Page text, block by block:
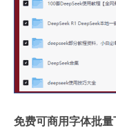
免费可商用字体批